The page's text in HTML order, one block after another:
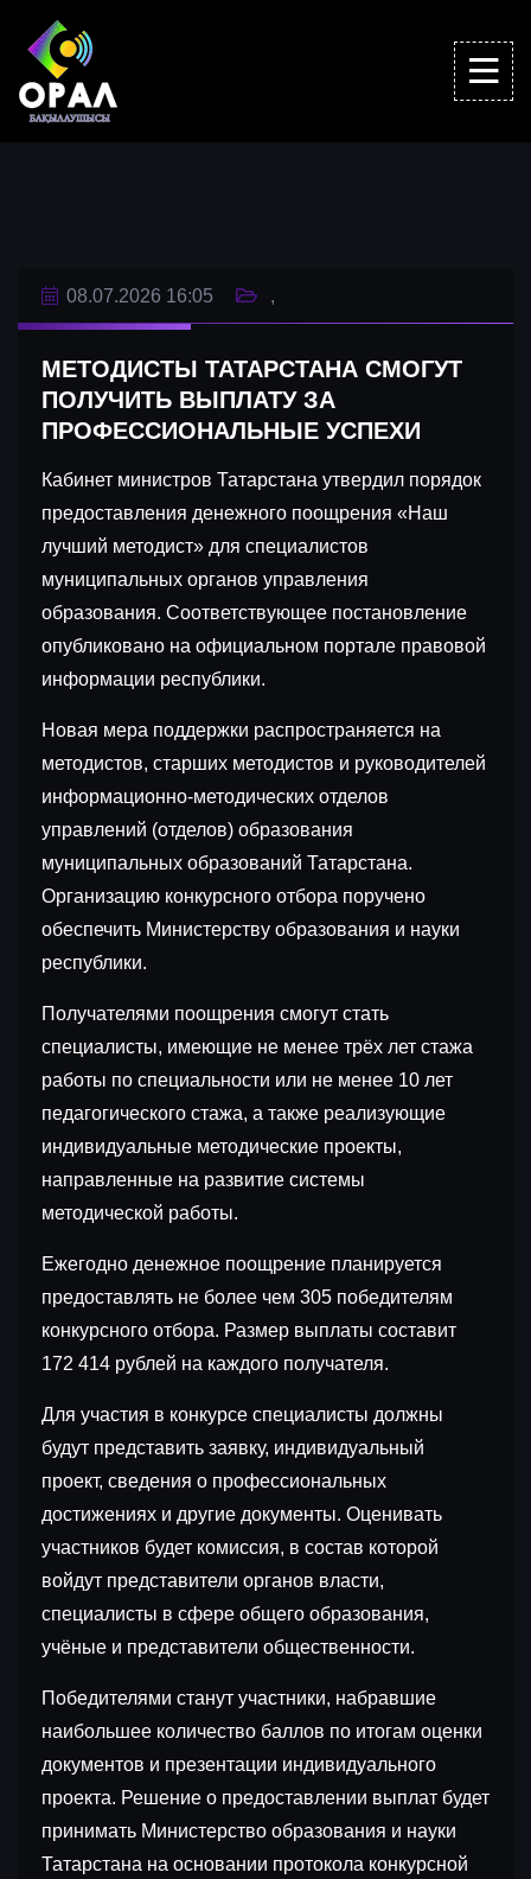
08.07.2026 16:05
МЕТОДИСТЫ ТАТАРСТАНА СМОГУТ
ПОЛУЧИТЬ ВЫПЛАТУ ЗА
ПРОФЕССИОНАЛЬНЫЕ УСПЕХИ
Кабинет министров Татарстана утвердил порядок
предоставления денежного поощрения «Наш
лучший методист» для специалистов
муниципальных органов управления
образования. Соответствующее постановление
опубликовано на официальном портале правовой
информации республики.
Новая мера поддержки распространяется на
методистов, старших методистов и руководителей
информационно-методических отделов
управлений (отделов) образования
муниципальных образований Татарстана.
Организацию конкурсного отбора поручено
обеспечить Министерству образования и науки
республики.
Получателями поощрения смогут стать
специалисты, имеющие не менее трёх лет стажа
работы по специальности или не менее 10 лет
педагогического стажа, а также реализующие
индивидуальные методические проекты,
направленные на развитие системы
методической работы.
Ежегодно денежное поощрение планируется
предоставлять не более чем 305 победителям
конкурсного отбора. Размер выплаты составит
172 414 рублей на каждого получателя.
Для участия в конкурсе специалисты должны
будут представить заявку, индивидуальный
проект, сведения о профессиональных
достижениях и другие документы. Оценивать
участников будет комиссия, в состав которой
войдут представители органов власти,
специалисты в сфере общего образования,
учёные и представители общественности.
Победителями станут участники, набравшие
наибольшее количество баллов по итогам оценки
документов и презентации индивидуального
проекта. Решение о предоставлении выплат будет
принимать Министерство образования и науки
Татарстана на основании протокола конкурсной